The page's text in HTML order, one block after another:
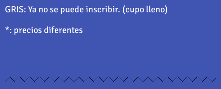
GRIS: Ya no se puede inscribir. (cupo lleno)
*: precios diferentes